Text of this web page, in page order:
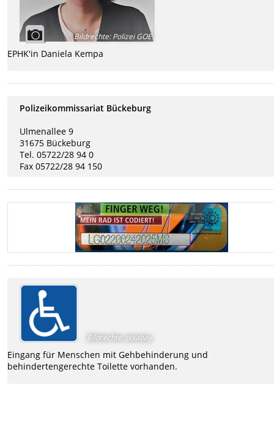
Bildrechte:Polizei GOE
EPHK'in Daniela Kempa
Polizeikommissariat Bückeburg
Ulmenallee 9
31675 Bückeburg
Tel. 05722/28 94 0
Fax 05722/28 94 150
Bildrechte: pixabay
Eingang für Menschen mit Gehbehinderung und
behindertengerechte Toilette vorhanden.